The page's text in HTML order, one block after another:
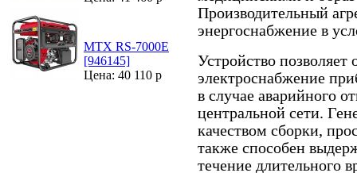
MTX RS-7000E
[946145]
Цена: 40 110 р
Производительный
энергоснабжение в
Устройство позволяет
электроснабжение
в случае аварийного
центральной сети.
качеством сборки,
также способен
течение длительного